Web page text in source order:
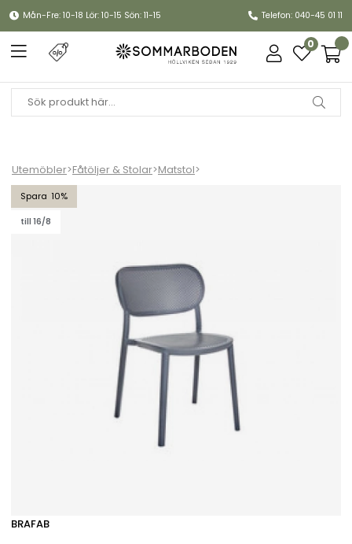
Mån-Fre: 10-18 Lör: 10-15 Sön: 11-15 Telefon: 040-45 01 11
0
Utemöbler>Fåtöljer & Stolar>Matstol>
10
till 16/8
Nuta matstol - grå
BRAFAB